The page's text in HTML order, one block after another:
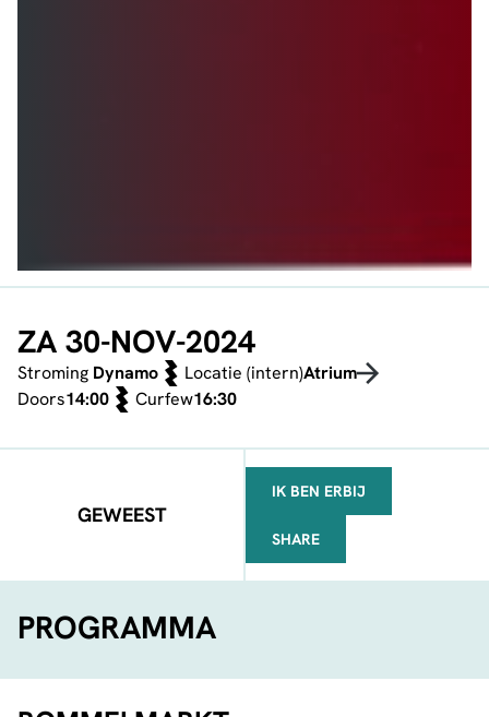
ZA 30-NOV-2024
Stroming Dynamo Locatie (intern)Atrium
Doors14:00 Curfew16:30
GEWEEST
IK BEN ERBIJ
SHARE
PROGRAMMA